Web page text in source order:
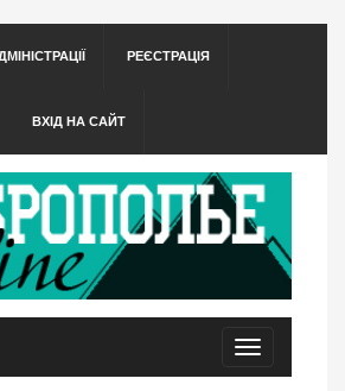
РЕЄСТРАЦІЯ
ВХІД НА САЙТ
Toggle
navigation